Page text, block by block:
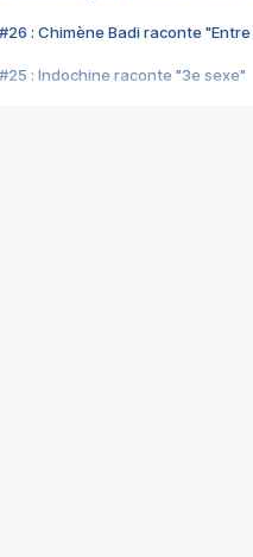
#26 : Chimène Badi raconte
#25 : Indochine raconte "3e sexe"